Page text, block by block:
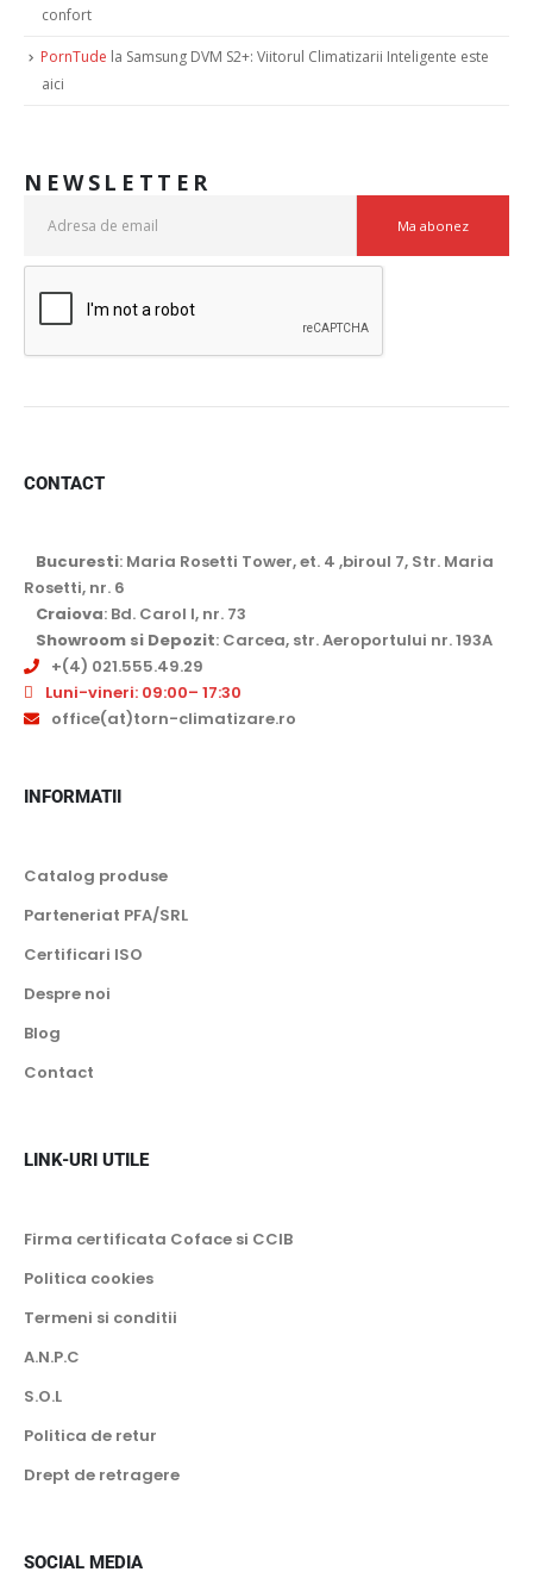
confort
PornTude la Samsung DVM S2+: Viitorul Climatizarii Inteligente este
aici
NEWSLETTER
CONTACT
Bucuresti: Maria Rosetti Tower, et. 4 ,biroul 7, Str. Maria
Rosetti, nr. 6
Craiova: Bd. Carol I, nr. 73
Showroom si Depozit: Carcea, str. Aeroportului nr. 193A
+(4) 021.555.49.29
Luni-vineri: 09:00– 17:30
office(at)torn-climatizare.ro
INFORMATII
Catalog produse
Parteneriat PFA/SRL
Certificari ISO
Despre noi
Blog
Contact
LINK-URI UTILE
Firma certificata Coface si CCIB
Politica cookies
Termeni si conditii
A.N.P.C
S.O.L
Politica de retur
Drept de retragere
SOCIAL MEDIA